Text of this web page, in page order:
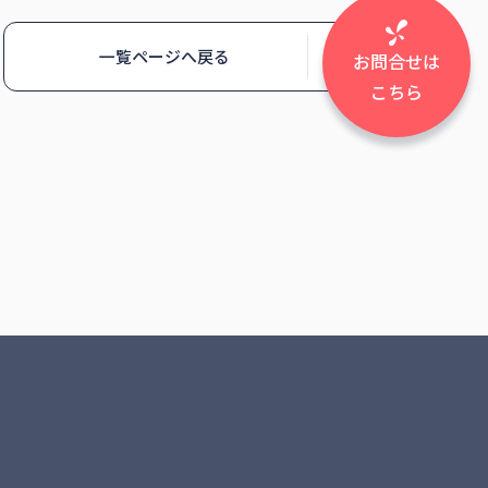
一覧ページへ戻る
お問合せは
こちら